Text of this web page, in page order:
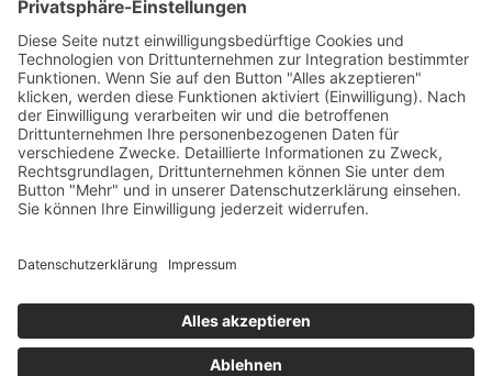
Aqua Fitness
FDM – Faszien-Distorsions-Modell
Zumba Gold
Rückbildungsgymnastik
Kinder Therapie
Krankengymnastik nach Vojta für Kinder
Krankengymnastik nach Bobath für Kinder
Krankengymnastik für Kinder
Karriere
Sponsoring
Potsdamer Adventsturmblasen
Gutscheine